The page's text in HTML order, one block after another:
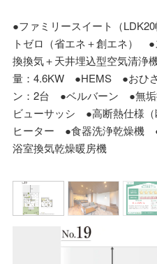
●ファミリースイート（
トゼロ（省エネ＋創エネ）
換換気＋天井埋込型空気清
量：4.6KW ●HEMS ●おひ
ン：2台 ●ベルバーン ●無
ビューサッシ ●高断熱仕様
ヒーター ●食器洗浄乾燥機
浴室換気乾燥暖房機